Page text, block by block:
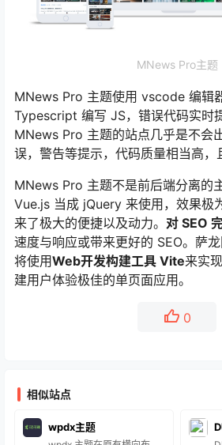
MNews Pro主题
MNews Pro 主题使用 vscode 编辑
Typescript 编写 JS，错误代码实时
MNews Pro 主题的站点几乎是不会
误，警告等提示，代码质量相当高，
MNews Pro 主题不是前后端分离的
Vue.js 当成 jQuery 来使用，效果极
来了极大的便捷以及动力。 对 SEO
速度与响应或带来更好的 SEO。萨
将使用Web开发构建工具 Vite来实
建用户体验极佳的单页面应用。
0
相似站点
wpdx主题